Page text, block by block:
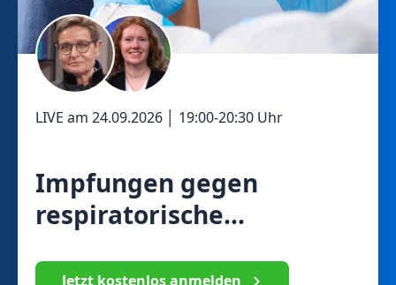
LIVE am 24.09.2026 19:00-20:30 Uhr
Impfungen gegen
respiratorische
AltJetzt kostenlos anmelden